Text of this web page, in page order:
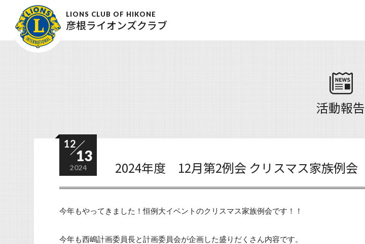
LIONS CLUB OF HIKONE
彦根ライオンズクラブ
活動報告
12
13
2024 2024年度 12月第2例会 クリスマス家族例会
今年もやってきました！恒例大イベントのクリスマス家族例会です！！
今年も西嶋計画委員長と計画委員会が企画した盛りだくさん内容です。